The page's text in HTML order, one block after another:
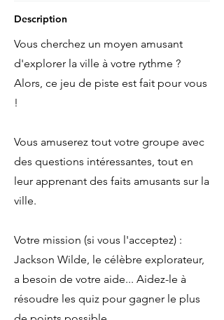
Description
Vous cherchez un moyen amusant
d'explorer la ville à votre rythme ?
Alors, ce jeu de piste est fait pour vous
!
Vous amuserez tout votre groupe avec
des questions intéressantes, tout en
leur apprenant des faits amusants sur la
ville.
Votre mission (si vous l'acceptez) :
Jackson Wilde, le célèbre explorateur,
a besoin de votre aide... Aidez-le à
résoudre les quiz pour gagner le plus